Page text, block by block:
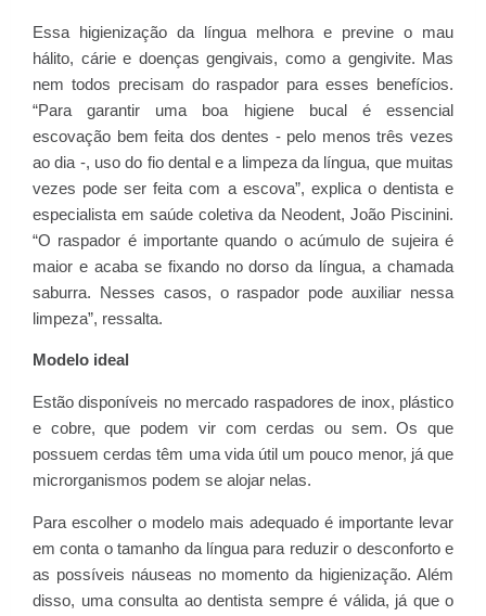
Essa higienização da língua melhora e previne o mau
hálito, cárie e doenças gengivais, como a gengivite. Mas
nem todos precisam do raspador para esses benefícios.
“Para garantir uma boa higiene bucal é essencial
escovação bem feita dos dentes - pelo menos três vezes
ao dia -, uso do fio dental e a limpeza da língua, que muitas
vezes pode ser feita com a escova”, explica o dentista e
especialista em saúde coletiva da Neodent, João Piscinini.
“O raspador é importante quando o acúmulo de sujeira é
maior e acaba se fixando no dorso da língua, a chamada
saburra. Nesses casos, o raspador pode auxiliar nessa
limpeza”, ressalta.
Modelo ideal
Estão disponíveis no mercado raspadores de inox, plástico
e cobre, que podem vir com cerdas ou sem. Os que
possuem cerdas têm uma vida útil um pouco menor, já que
microrganismos podem se alojar nelas.
Para escolher o modelo mais adequado é importante levar
em conta o tamanho da língua para reduzir o desconforto e
as possíveis náuseas no momento da higienização. Além
disso, uma consulta ao dentista sempre é válida, já que o